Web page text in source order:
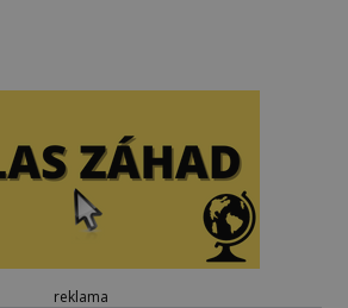
reklama